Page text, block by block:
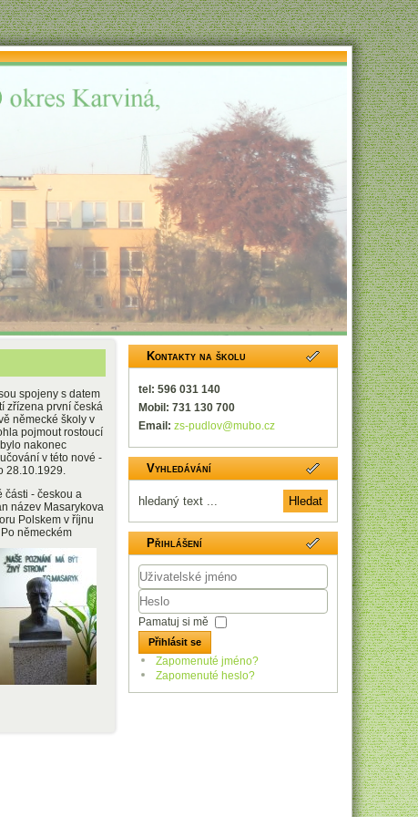
spojeny s datem
zřízena první česká
německé školy v
pojmout rostoucí
nakonec
v této nové -
28.10.1929.
části - českou a
název Masarykova
Polskem v říjnu
Po německém
Kontakty na školu
tel: 596 031 140
Mobil: 731 130 700
Email: zs-pudlov@mubo.cz
Vyhledávání
Přihlášení
Uživatelské
jméno
Heslo
Pamatuj si mě
Přihlásit se
Zapomenuté jméno?
Zapomenuté heslo?